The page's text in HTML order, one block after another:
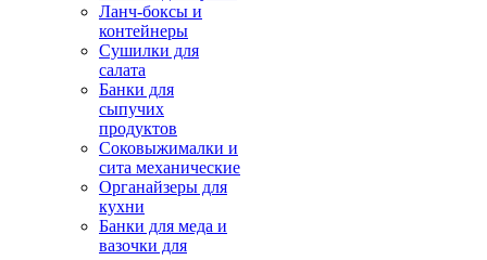
Ланч-боксы и
контейнеры
Сушилки для
салата
Банки для
сыпучих
продуктов
Соковыжималки и
сита механические
Органайзеры для
кухни
Банки для меда и
вазочки для